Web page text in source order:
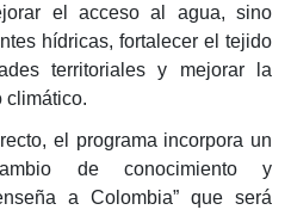
el acceso al agua, sino
hídricas, fortalecer el tejido
territoriales y mejorar la
climático.
el programa incorpora un
de conocimiento y
a Colombia” que será